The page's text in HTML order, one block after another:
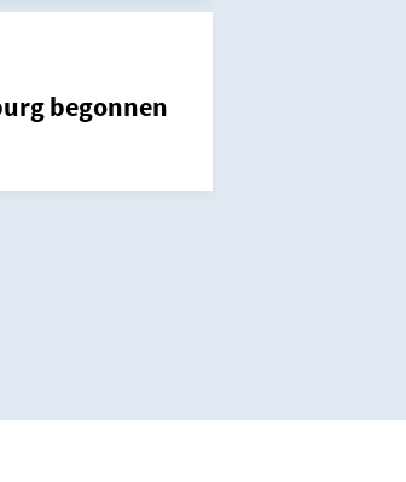
begonnen